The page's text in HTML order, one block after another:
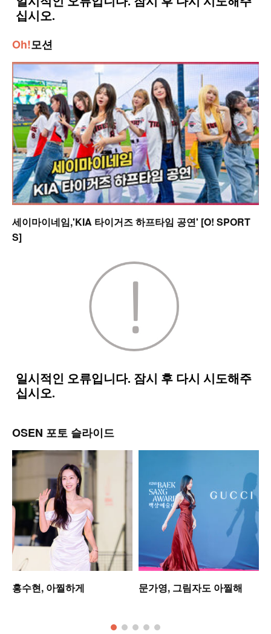
Oh!모션
세이마이네임,'KIA 타이거즈 하프타임 공연' [O! SPORT
S]
OSEN 포토 슬라이드
홍수현, 아찔하게 문가영, 그림자도 아찔해